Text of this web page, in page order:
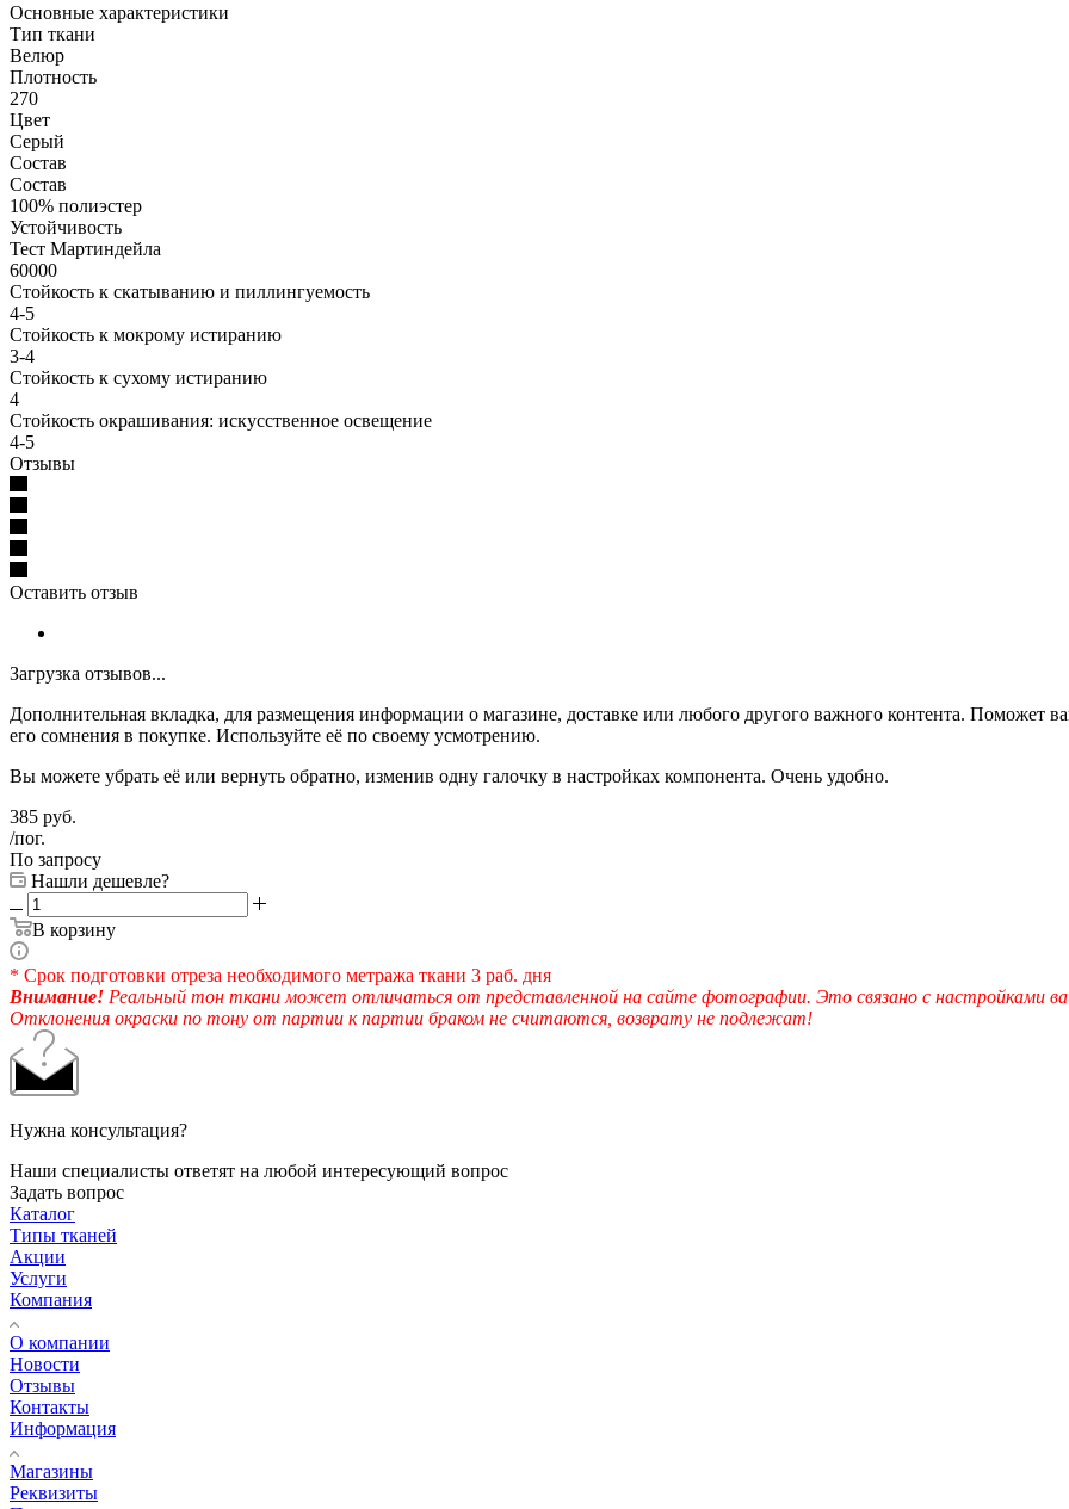
Основные характеристики
Тип ткани
Велюр
Плотность
270
Цвет
Серый
Состав
Состав
100% полиэстер
Устойчивость
Тест Мартиндейла
60000
Стойкость к скатыванию и пиллингуемость
4-5
Стойкость к мокрому истиранию
3-4
Стойкость к сухому истиранию
4
Стойкость окрашивания: искусственное освещение
4-5
Отзывы
Оставить отзыв
Загрузка отзывов...
Дополнительная вкладка, для размещения информации о магазине, доставке или любого другого важного контента. Поможет
его сомнения в покупке. Используйте её по своему усмотрению.
Вы можете убрать её или вернуть обратно, изменив одну галочку в настройках компонента. Очень удобно.
385 руб.
/пог.
По запросу
Нашли дешевле?
В корзину
* Срок подготовки отреза необходимого метража ткани 3 раб. дня
Внимание! Реальный тон ткани может отличаться от представленной на сайте фотографии. Это связано с настройками
Отклонения окраски по тону от партии к партии браком не считаются, возврату не подлежат!
Нужна консультация?
Наши специалисты ответят на любой интересующий вопрос
Задать вопрос
Каталог
Типы тканей
Акции
Услуги
Компания
О компании
Новости
Отзывы
Контакты
Информация
Магазины
Реквизиты